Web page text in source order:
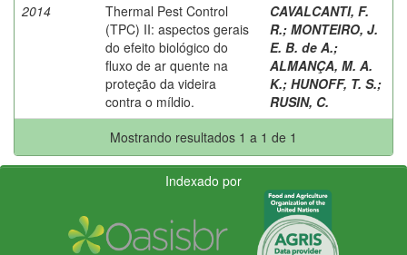
2014
Thermal Pest Control
(TPC) II: aspectos gerais
do efeito biológico do
fluxo de ar quente na
proteção da videira
contra o míldio.
CAVALCANTI, F.
R.; MONTEIRO, J.
E. B. de A.;
ALMANÇA, M. A.
K.; HUNOFF, T. S.;
RUSIN, C.
Mostrando resultados 1 a 1 de 1
Indexado por